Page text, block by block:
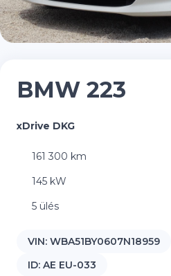
BMW 223
xDrive DKG
161 300 km
145 kW
5 ülés
VIN: WBA51BY0607N18959
ID: AE EU-033